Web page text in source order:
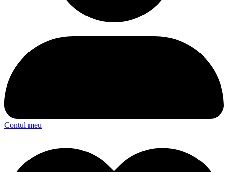
Contul meu